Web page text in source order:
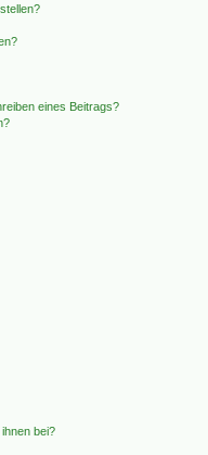
eines Beitrags?
bei?